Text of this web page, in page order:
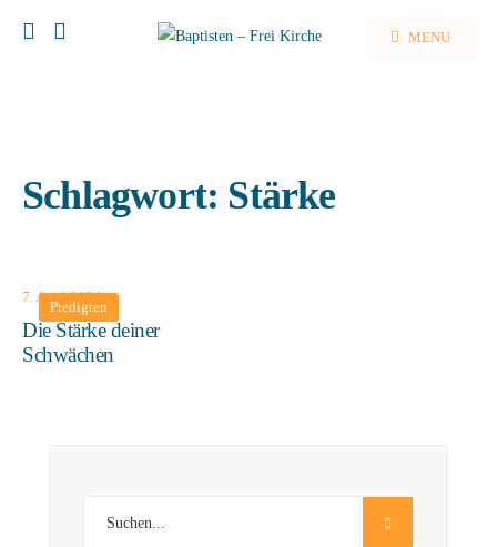
MENU
Schlagwort: Stärke
Predigten
7. April 2024
Die Stärke deiner
Schwächen